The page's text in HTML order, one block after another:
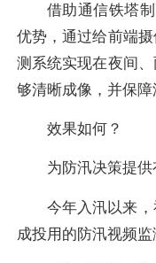
借助通信铁塔
优势，通过给前端
测系统实现在夜间
够清晰成像，并保障
效果如何？
为防汛决策提
今年入汛以来
成投用的防汛视频